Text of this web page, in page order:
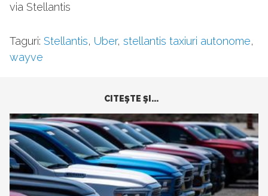
via Stellantis
Taguri: Stellantis, Uber, stellantis taxiuri autonome,
wayve
CITEŞTE ŞI...